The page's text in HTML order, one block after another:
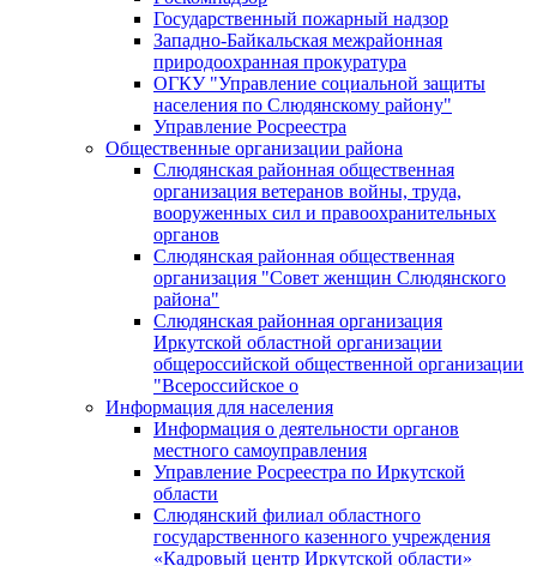
Государственный пожарный надзор
Западно-Байкальская межрайонная
природоохранная прокуратура
ОГКУ "Управление социальной защиты
населения по Слюдянскому району"
Управление Росреестра
Общественные организации района
Слюдянская районная общественная
организация ветеранов войны, труда,
вооруженных сил и правоохранительных
органов
Слюдянская районная общественная
организация "Совет женщин Слюдянского
района"
Слюдянская районная организация
Иркутской областной организации
общероссийской общественной организации
"Всероссийское о
Информация для населения
Информация о деятельности органов
местного самоуправления
Управление Росреестра по Иркутской
области
Слюдянский филиал областного
государственного казенного учреждения
«Кадровый центр Иркутской области»